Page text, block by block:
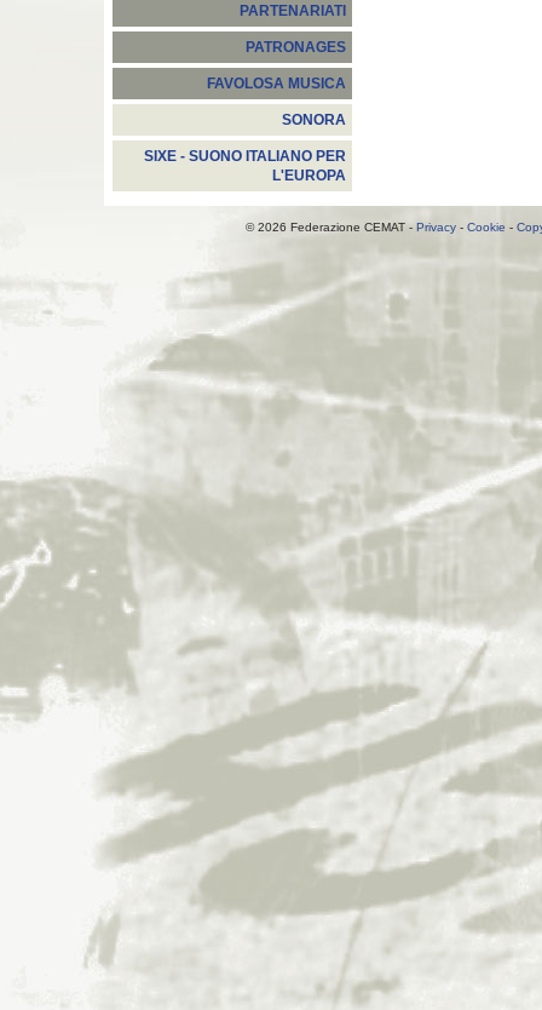
PARTENARIATI
PATRONAGES
FAVOLOSA MUSICA
SONORA
SIXE - SUONO ITALIANO PER
L'EUROPA
© 2026 Federazione CEMAT - Privacy - Cookie -